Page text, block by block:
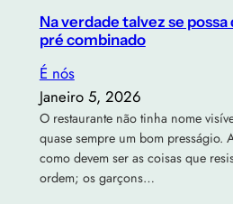
Na verdade talvez se
pré combinado
É nós
Janeiro 5, 2026
O restaurante não tinha nome
quase sempre um bom presságio.
como devem ser as coisas que
ordem; os garçons…